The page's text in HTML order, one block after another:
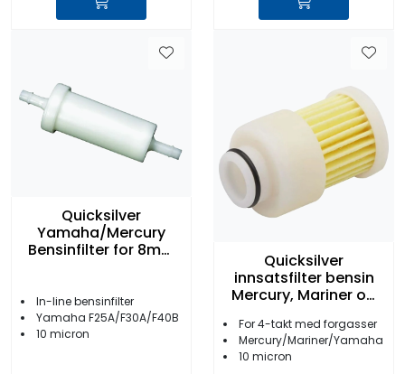
Quicksilver
Yamaha/Mercury
Bensinfilter for 8mm
In-line bensinfilter
Yamaha F25A/F30A/F40B
10 micron
Quicksilver
innsatsfilter bensin
Mercury, Mariner og
For 4-takt med forgasser
Mercury/Mariner/Yamaha
10 micron